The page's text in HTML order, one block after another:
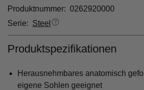
Produktnummer: 0262920000
Serie: Steel
Produktspezifikationen
Herausnehmbares anatomisch
eigene Sohlen geeignet